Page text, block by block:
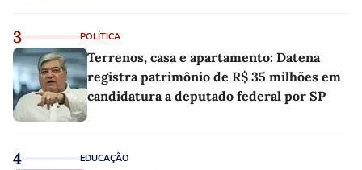
3 POLÍTICA
Terrenos, casa e apartamento: Datena
registra patrimônio de R$ 35 milhões em
candidatura a deputado federal por SP
4 EDUCAÇÃO